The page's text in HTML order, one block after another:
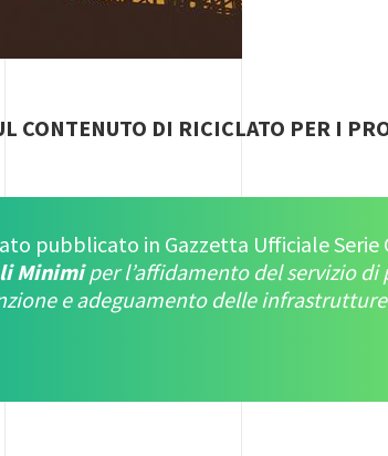
CONTENUTO DI RICICLATO PER I
pubblicato in Gazzetta Ufficiale Serie
Minimiper l’affidamento del servizio
e adeguamento delle